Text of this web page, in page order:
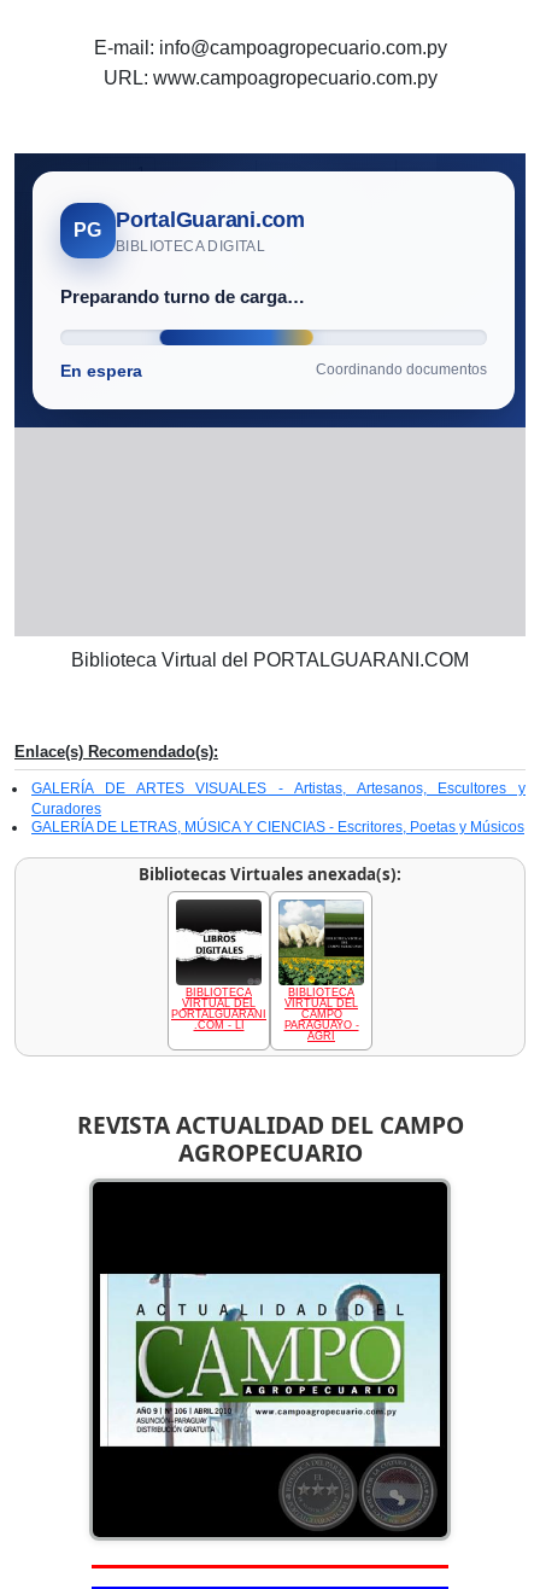
REVISTA ACTUALIDAD DEL CAMPO
AGROPECUARIO
E-mail: info@campoagropecuario.com.py
URL: www.campoagropecuario.com.py
Biblioteca Virtual del PORTALGUARANI.COM
Enlace(s) Recomendado(s):
GALERÍA DE ARTES VISUALES - Artistas, Artesanos, Escultores y
Curadores
GALERÍA DE LETRAS, MÚSICA Y CIENCIAS - Escritores, Poetas y Músicos
Bibliotecas Virtuales anexada(s):
BIBLIOTECA
VIRTUAL DEL
PORTALGUARANI
.COM - LI
BIBLIOTECA
VIRTUAL DEL
CAMPO
PARAGUAYO -
AGRI